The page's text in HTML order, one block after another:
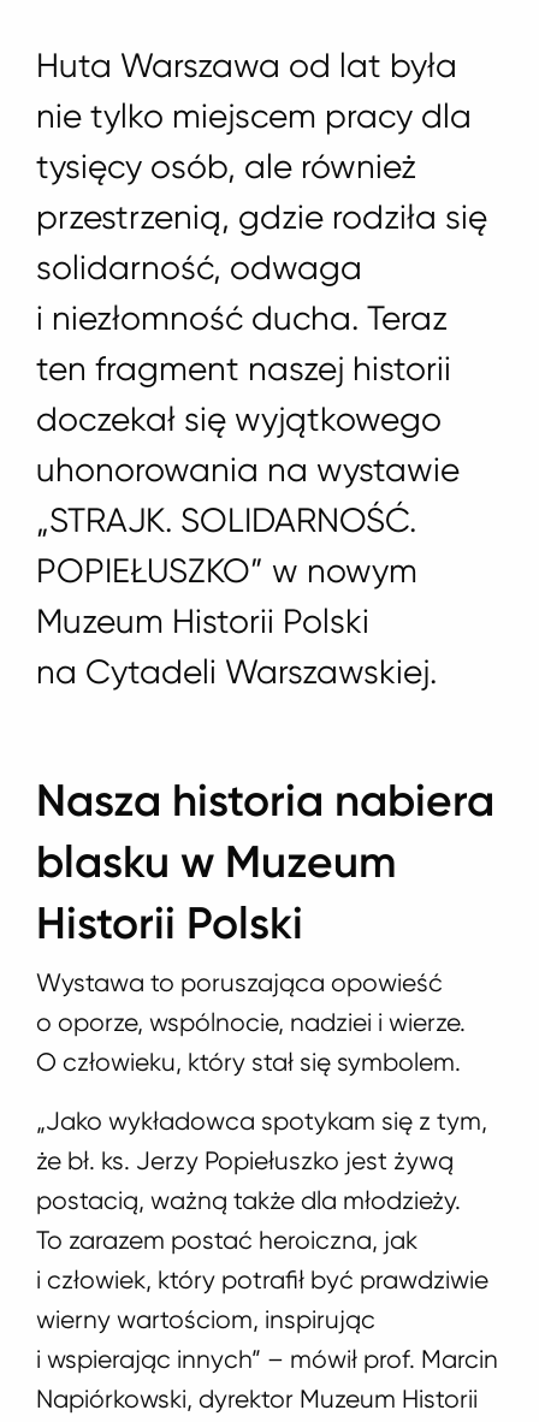
Huta Warszawa od lat była
nie tylko miejscem pracy dla
tysięcy osób, ale również
przestrzenią, gdzie rodziła się
solidarność, odwaga
i niezłomność ducha. Teraz
ten fragment naszej historii
doczekał się wyjątkowego
uhonorowania na wystawie
„STRAJK. SOLIDARNOŚĆ.
POPIEŁUSZKO” w nowym
Muzeum Historii Polski
na Cytadeli Warszawskiej.
Nasza historia nabiera
blasku w Muzeum
Historii Polski
Wystawa to poruszająca opowieść
o oporze, wspólnocie, nadziei i wierze.
O człowieku, który stał się symbolem.
„Jako wykładowca spotykam się z tym,
że bł. ks. Jerzy Popiełuszko jest żywą
postacią, ważną także dla młodzieży.
To zarazem postać heroiczna, jak
i człowiek, który potrafił być prawdziwie
wierny wartościom, inspirując
i wspierając innych” – mówił prof. Marcin
Napiórkowski, dyrektor Muzeum Historii